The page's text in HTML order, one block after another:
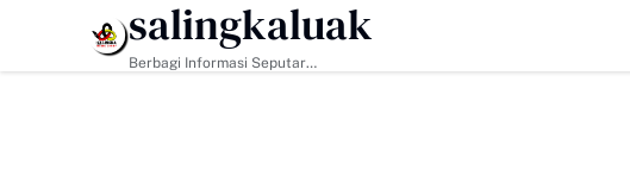
HEADLINE
salingkaluak
Berbagi Informasi Seputar